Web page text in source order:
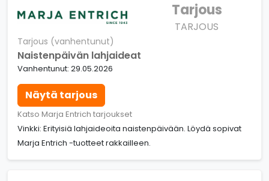
Tarjous
TARJOUS
Tarjous (vanhentunut)
Naistenpäivän lahjaideat
Vanhentunut: 29.05.2026
Näytä tarjous
Katso Marja Entrich tarjoukset
Vinkki: Erityisiä lahjaideoita naistenpäivään. Löydä sopivat
Marja Entrich -tuotteet rakkailleen.